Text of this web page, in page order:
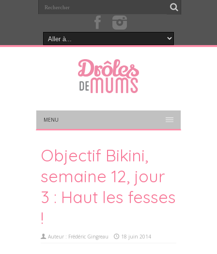
MENU
Objectif Bikini,
semaine 12, jour
3 : Haut les fesses
!
Auteur : Frédéric Gingreau 18 juin 2014